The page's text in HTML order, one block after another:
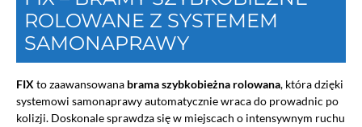
ROLOWANE Z SYSTEMEM
SAMONAPRAWY
FIX to zaawansowana brama szybkobieżna rolowana, która dzięki
systemowi samonaprawy automatycznie wraca do prowadnic po
kolizji. Doskonale sprawdza się w miejscach o intensywnym ruchu